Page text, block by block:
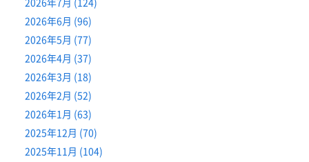
2026年6月 (96)
2026年5月 (77)
2026年4月 (37)
2026年3月 (18)
2026年2月 (52)
2026年1月 (63)
2025年12月 (70)
2025年11月 (104)